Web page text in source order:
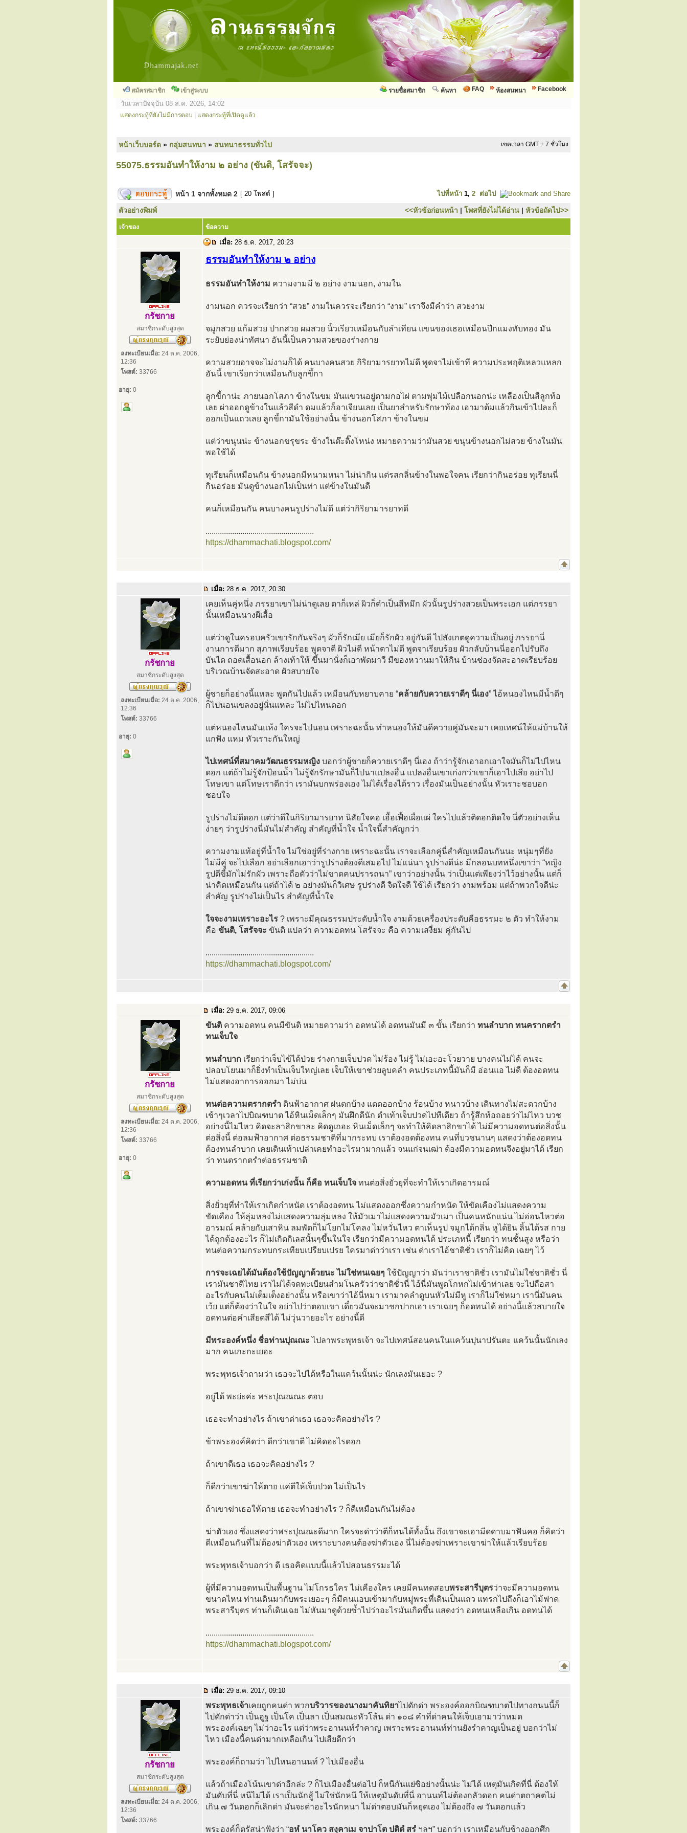
สมัครสมาชิก เข้าสู่ระบบ Facebook
ห้องสนทนา
FAQ
ค้นหา
รายชื่อสมาชิก
วันเวลาปัจจุบัน 08 ส.ค. 2026, 14:02
แสดงกระทู้ที่ยังไม่มีการตอบ แสดงกระทู้ที่เปิดดูแล้ว
หน้าเว็บบอร์ด » กลุ่มสนทนา » สนทนาธรรมทั่วไป เขตเวลา GMT + 7 ชั่วโมง
55075.ธรรมอันทำให้งาม ๒ อย่าง (ขันติ, โสรัจจะ)
หน้า 1 จากทั้งหมด 2 [ 20 โพสต์ ] ไปที่หน้า 1, 2 ต่อไป
ตัวอย่างพิมพ์ <<หัวข้อก่อนหน้า | โพสที่ยังไม่ได้อ่าน | หัวข้อถัดไป>>
เจ้าของ ข้อความ
เมื่อ: 28 ธ.ค. 2017, 20:23
กรัชกาย
สมาชิกระดับสูงสุด
ลงทะเบียนเมื่อ: 24 ต.ค. 2006,
12:36
โพสต์: 33766
อายุ: 0
ธรรมอันทำให้งาม ๒ อย่าง
ธรรมอันทำให้งาม ความงามมี ๒ อย่าง งามนอก, งามใน
งามนอก ควรจะเรียกว่า “สวย” งามในควรจะเรียกว่า “งาม” เราจึงมีคำว่า สวยงาม
จมูกสวย แก้มสวย ปากสวย ผมสวย นิ้วเรียวเหมือนกับลำเทียน แขนของเธอเหมือนปีกแมงทับทอง มัน
ระยับย่องน่าทัศนา อันนี้เป็นความสวยของร่างกาย
ความสวยอาจจะไม่งามก็ได้ คนบางคนสวย กิริยามารยาทไม่ดี พูดจาไม่เข้าที ความประพฤติเหลวแหลก
อันนี้ เขาเรียกว่าเหมือนกับลูกขี้กา
ลูกขี้กาน่ะ ภายนอกโสภา ข้างในขม มันแขวนอยู่ตามกอไผ่ ตามพุ่มไม้เปลือกนอกน่ะ เหลืองเป็นสีลูกท้อ
เลย ผ่าออกดูข้างในแล้วสีดำ ดมแล้วก็อาเจียนเลย เป็นยาสำหรับรักษาท้อง เอามาต้มแล้วกินเข้าไปละก็
ออกเป็นแถวเลย ลูกขี้กามันใช้อย่างนั้น ข้างนอกโสภา ข้างในขม
แต่ว่าขนุนน่ะ ข้างนอกขรุขระ ข้างในต๊ะติ๊งโหน่ง หมายความว่ามันสวย ขนุนข้างนอกไม่สวย ข้างในมัน
พอใช้ได้
ทุเรียนก็เหมือนกัน ข้างนอกมีหนามหนา ไม่น่ากิน แต่รสกลิ่นข้างในพอใจคน เรียกว่ากินอร่อย ทุเรียนนี่
กินอร่อย มันดูข้างนอกไม่เป็นท่า แต่ข้างในมันดี
คนก็เหมือนกัน คนบางคนรูปร่างไม่ดี แต่ว่ากิริยามารยาทดี
.....................................................
https://dhammachati.blogspot.com/
เมื่อ: 28 ธ.ค. 2017, 20:30
กรัชกาย
สมาชิกระดับสูงสุด
ลงทะเบียนเมื่อ: 24 ต.ค. 2006,
12:36
โพสต์: 33766
อายุ: 0
เคยเห็นคู่หนึ่ง ภรรยาเขาไม่น่าดูเลย ตาก็เหล่ ผิวก็ดำเป็นสีหมึก ผัวนั้นรูปร่างสวยเป็นพระเอก แต่ภรรยา
นั้นเหมือนนางผีเสื้อ
แต่ว่าดูในครอบครัวเขารักกันจริงๆ ผัวก็รักเมีย เมียก็รักผัว อยู่กันดี ไปสังเกตดูความเป็นอยู่ ภรรยานี่
งานการดีมาก สุภาพเรียบร้อย พูดจาดี ผิวไม่ดี หน้าตาไม่ดี พูดจาเรียบร้อย ผัวกลับบ้านนี่ออกไปรับถึง
บันได ถอดเสื้อนอก ล้างเท้าให้ ขึ้นมานั่งก็เอาพัดมาวี มีของหวานมาให้กิน บ้านช่องจัดสะอาดเรียบร้อย
บริเวณบ้านจัดสะอาด ผัวสบายใจ
ผู้ชายก็อย่างนี้แหละ พูดกันไปแล้ว เหมือนกับหยาบคาย “คล้ายกับควายเราดีๆ นี่เอง” ไอ้หนองไหนมีน้ำดีๆ
ก็ไปนอนเขลงอยู่นั่นแหละ ไม่ไปไหนดอก
แต่หนองไหนมันแห้ง ใครจะไปนอน เพราะฉะนั้น ทำหนองให้มันดีควายคู่มันจะมา เคยเทศน์ให้แม่บ้านให้
แกฟัง แหม หัวเราะกันใหญ่
ไปเทศน์ที่สมาคมวัฒนธรรมหญิง บอกว่าผู้ชายก็ควายเราดีๆ นี่เอง ถ้าว่ารู้จักเอาอกเอาใจมันก็ไม่ไปไหน
ดอก แต่ถ้าไม่รู้จักป้อนน้ำ ไม่รู้จักรักษามันก็ไปนาแปลงอื่น แปลงอื่นเขาเก่งกว่าเขาก็เอาไปเสีย อย่าไป
โทษเขา แต่โทษเราดีกว่า เรามันบกพร่องเอง ไม่ได้เรื่องได้ราว เรื่องมันเป็นอย่างนั้น หัวเราะชอบอก
ชอบใจ
รูปร่างไม่ดีดอก แต่ว่าดีในกิริยามารยาท นิสัยใจคอ เอื้อเฟื้อเผื่อแผ่ ใครไปแล้วติดอกติดใจ นี่ตัวอย่างเห็น
ง่ายๆ ว่ารูปร่างนี่มันไม่สำคัญ สำคัญที่น้ำใจ น้ำใจนี้สำคัญกว่า
ความงามแท้อยู่ที่น้ำใจ ไม่ใช่อยู่ที่ร่างกาย เพราะฉะนั้น เราจะเลือกคู่นี่สำคัญเหมือนกันนะ หนุ่มๆที่ยัง
ไม่มีคู่ จะไปเลือก อย่าเลือกเอาว่ารูปร่างต้องดีเสมอไป ไม่แน่นา รูปร่างดีน่ะ มีกลอนบทหนึ่งเขาว่า “หญิง
รูปดีขี้มักไม่รักผัว เพราะถือตัวว่าไม่ขาดคนปรารถนา” เขาว่าอย่างนั้น ว่าเป็นแต่เพียงว่าไว้อย่างนั้น แต่ก็
น่าคิดเหมือนกัน แต่ถ้าได้ ๒ อย่างมันก็วิเศษ รูปร่างดี จิตใจดี ใช้ได้ เรียกว่า งามพร้อม แต่ถ้าพวกใจดีน่ะ
สำคัญ รูปร่างไม่เป็นไร สำคัญที่น้ำใจ
ใจจะงามเพราะอะไร ? เพราะมีคุณธรรมประดับน้ำใจ งามด้วยเครื่องประดับคือธรรมะ ๒ ตัว ทำให้งาม
คือ ขันติ, โสรัจจะ ขันติ แปลว่า ความอดทน โสรัจจะ คือ ความเสงี่ยม คู่กันไป
.....................................................
https://dhammachati.blogspot.com/
เมื่อ: 29 ธ.ค. 2017, 09:06
กรัชกาย
สมาชิกระดับสูงสุด
ลงทะเบียนเมื่อ: 24 ต.ค. 2006,
12:36
โพสต์: 33766
อายุ: 0
ขันติ ความอดทน คนมีขันติ หมายความว่า อดทนได้ อดทนมันมี ๓ ขั้น เรียกว่า ทนลำบาก ทนครากตรำ
ทนเจ็บใจ
ทนลำบาก เรียกว่าเจ็บไข้ได้ป่วย ร่างกายเจ็บปวด ไม่ร้อง ไม่รู้ ไม่เอะอะโวยวาย บางคนไม่ได้ คนจะ
ปลอบโยนมาก็ยิ่งทำเป็นเจ็บใหญ่เลย เจ็บให้เขาช่วยลูบคลำ คนประเภทนี้มันก็มี อ่อนแอ ไม่ดี ต้องอดทน
ไม่แสดงอาการออกมา ไม่บ่น
ทนต่อความตรากตรำ ดินฟ้าอากาศ ฝนตกบ้าง แดดออกบ้าง ร้อนบ้าง หนาวบ้าง เดินทางไม่สะดวกบ้าง
เช้าๆเวลาไปบิณฑบาต ไอ้หินเม็ดเล็กๆ มันฝึกดีนัก ตำเท้าเจ็บปวดไปทีเดียว ถ้ารู้สึกท้อถอยว่าไม่ไหว บวช
อย่างนี้ไม่ไหว คิดจะลาสิกขาละ คิดดูเถอะ หินเม็ดเล็กๆ จะทำให้คิดลาสิกขาได้ ไม่มีความอดทนต่อสิ่งนั้น
ต่อสิ่งนี้ ต่อลมฟ้าอากาศ ต่อธรรมชาติที่มากระทบ เราต้องอดต้องทน คนที่บวชนานๆ แสดงว่าต้องอดทน
ต้องทนลำบาก เคยเดินเท้าเปล่าเคยทำอะไรมามากแล้ว จนแก่จนเฒ่า ต้องมีความอดทนจึงอยู่มาได้ เรียก
ว่า ทนตรากตรำต่อธรรมชาติ
ความอดทน ที่เรียกว่าเก่งนั้น ก็คือ ทนเจ็บใจ ทนต่อสิ่งยั่วยุที่จะทำให้เราเกิดอารมณ์
สิ่งยั่วยุที่ทำให้เราเกิดกำหนัด เราต้องอดทน ไม่แสดงออกซึ่งความกำหนัด ให้ขัดเคืองไม่แสดงความ
ขัดเคือง ให้ลุ่มหลงไม่แสดงความลุ่มหลง ให้มัวเมาไม่แสดงความมัวเมา เป็นคนหนักแน่น ไม่อ่อนไหวต่อ
อารมณ์ คล้ายกับเสาหิน ลมพัดก็ไม่โยกไม่โคลง ไม่หวั่นไหว ตาเห็นรูป จมูกได้กลิ่น หูได้ยิน ลิ้นได้รส กาย
ได้ถูกต้องอะไร ก็ไม่เกิดกิเลสนั้นๆขึ้นในใจ เรียกว่ามีความอดทนได้ ประเภทนี้ เรียกว่า ทนชั้นสูง หรือว่า
ทนต่อความกระทบกระเทียบเปรียบเปรย ใครมาด่าว่าเรา เช่น ด่าเราไอ้ชาติชั่ว เราก็ไม่คิด เฉยๆ ไว้
การจะเฉยได้มันต้องใช้ปัญญาด้วยนะ ไม่ใช่ทนเฉยๆ ใช้ปัญญาว่า มันว่าเราชาติชั่ว เรามันไม่ใช่ชาติชั่ว นี่
เรามันชาติไทย เราไม่ได้จดทะเบียนสำมโนครัวว่าชาติชั่วนี่ ไอ้นี่มันพูดโกหกไม่เข้าท่าเลย จะไปถือสา
อะไรกับคนไม่เต็มเต็งอย่างนั้น หรือเขาว่าไอ้นี่หมา เรามาคลำดูบนหัวไม่มีหู เราก็ไม่ใช่หมา เรานี่มันคน
เว้ย แต่ก็ต้องว่าในใจ อย่าไปว่าตอบเขา เดี๋ยวมันจะมาชกปากเอา เราเฉยๆ ก็อดทนได้ อย่างนี้แล้วสบายใจ
อดทนต่อคำเสียดสีได้ ไม่วุ่นวายอะไร อย่างนี้ดี
มีพระองค์หนึ่ง ชื่อท่านปุณณะ ไปลาพระพุทธเจ้า จะไปเทศน์สอนคนในแคว้นปุนาปรันตะ แคว้นนั้นนักเลง
มาก คนเกะกะเยอะ
พระพุทธเจ้าถามว่า เธอจะไปได้หรือในแคว้นนั้นน่ะ นักเลงมันเยอะ ?
อยู่ได้ พะย่ะค่ะ พระปุณณณะ ตอบ
เธอจะทำอย่างไร ถ้าเขาด่าเธอ เธอจะคิดอย่างไร ?
ข้าพระองค์คิดว่า ดีกว่าเขาตี ไม่คิดอะไรดอก
ถ้าเขาตีเธอ เธอจะคิดอย่างไร ?
ก็ดีกว่าเขาฆ่าให้ตาย แค่ตีให้เจ็บปวด ไม่เป็นไร
ถ้าเขาฆ่าเธอให้ตาย เธอจะทำอย่างไร ? ก็ดีเหมือนกันไม่ต้อง
ฆ่าตัวเอง ซึ่งแสดงว่าพระปุณณะดีมาก ใครจะด่าว่าตีก็ทนได้ทั้งนั้น ถึงเขาจะเอามีดดาบมาฟันคอ ก็คิดว่า
ดีเหมือนกันที่ไม่ต้องฆ่าตัวเอง เพราะบางคนต้องฆ่าตัวเอง นี่ไม่ต้องฆ่าเพราะเขาฆ่าให้แล้วเรียบร้อย
พระพุทธเจ้าบอกว่า ดี เธอคิดแบบนี้แล้วไปสอนธรรมะได้
ผู้ที่มีความอดทนเป็นพื้นฐาน ไม่โกรธใคร ไม่เคืองใคร เคยมีคนทดสอบพระสารีบุตรว่าจะมีความอดทน
ขนาดไหน ท่านเดินมากับพระเยอะๆ ก็มีคนแอบเข้ามากับหมู่พระที่เดินเป็นแถว แทรกไปถึงก็เอาไม้ฟาด
พระสารีบุตร ท่านก็เดินเฉย ไม่หันมาดูด้วยซ้ำไปว่าอะไรมันเกิดขึ้น แสดงว่า อดทนเหลือเกิน อดทนได้
.....................................................
https://dhammachati.blogspot.com/
เมื่อ: 29 ธ.ค. 2017, 09:10
กรัชกาย
สมาชิกระดับสูงสุด
ลงทะเบียนเมื่อ: 24 ต.ค. 2006,
12:36
โพสต์: 33766
พระพุทธเจ้าเคยถูกคนด่า พวกบริวารของนางมาคันทิยาไปดักด่า พระองค์ออกบิณฑบาตไปทางถนนนี้ก็
ไปดักด่าว่า เป็นอูฐ เป็นโค เป็นลา เป็นสมณะหัวโล้น ด่า ๑๐๘ คำที่ด่าคนให้เจ็บเอามาว่าหมด
พระองค์เฉยๆ ไม่ว่าอะไร แต่ว่าพระอานนท์รำคาญ เพราะพระอานนท์ท่านยังรำคาญเป็นอยู่ บอกว่าไม่
ไหว เมืองนี้คนด่ามากเหลือเกิน ไปเสียดีกว่า
พระองค์ก็ถามว่า ไปไหนอานนท์ ? ไปเมืองอื่น
แล้วถ้าเมืองโน้นเขาด่าอีกล่ะ ? ก็ไปเมืองอื่นต่อไป ก็หนีกันแย่ซิอย่างนั้นน่ะ ไม่ได้ เหตุมันเกิดที่นี่ ต้องให้
มันดับที่นี่ หนีไม่ได้ เราเป็นนักสู้ ไม่ใช่นักหนี ให้เหตุมันดับที่นี่ อานนท์ไม่ต้องกลัวดอก คนด่าตถาคตไม่
เกิน ๗ วันดอกก็เลิกด่า มันจะด่าอะไรนักหนา ไม่ด่าตอบมันก็หยุดเอง ไม่ต้องถึง ๗ วันดอกแล้ว
พระองค์ก็ตรัสน่าฟังว่า “อหํ นาโคว สงฺคาเม จาปาโต ปติตํ สรํ ฯลฯ” บอกว่า เราเหมือนกับช้างออกศึก